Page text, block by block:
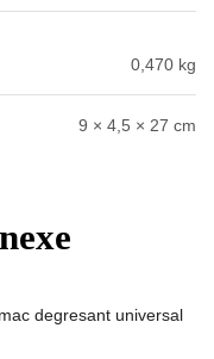
0,470 kg
9 × 4,5 × 27 cm